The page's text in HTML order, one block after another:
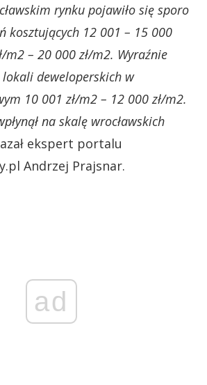
rynku pojawiło się sporo
kosztujących 12 001 – 15 000
m2 – 20 000 zł/m2. Wyraźnie
deweloperskich w
10 001 zł/m2 – 12 000 zł/m2.
na skalę wrocławskich
ekspert portalu
Andrzej Prajsnar.
ad